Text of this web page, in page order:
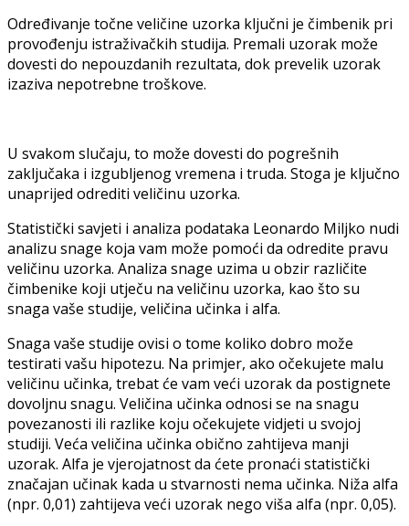
Određivanje točne veličine uzorka ključni je čimbenik pri
provođenju istraživačkih studija. Premali uzorak može
dovesti do nepouzdanih rezultata, dok prevelik uzorak
izaziva nepotrebne troškove.
U svakom slučaju, to može dovesti do pogrešnih
zaključaka i izgubljenog vremena i truda. Stoga je ključno
unaprijed odrediti veličinu uzorka.
Statistički savjeti i analiza podataka Leonardo Miljko nudi
analizu snage koja vam može pomoći da odredite pravu
veličinu uzorka. Analiza snage uzima u obzir različite
čimbenike koji utječu na veličinu uzorka, kao što su
snaga vaše studije, veličina učinka i alfa.
Snaga vaše studije ovisi o tome koliko dobro može
testirati vašu hipotezu. Na primjer, ako očekujete malu
veličinu učinka, trebat će vam veći uzorak da postignete
dovoljnu snagu. Veličina učinka odnosi se na snagu
povezanosti ili razlike koju očekujete vidjeti u svojoj
studiji. Veća veličina učinka obično zahtijeva manji
uzorak. Alfa je vjerojatnost da ćete pronaći statistički
značajan učinak kada u stvarnosti nema učinka. Niža alfa
(npr. 0,01) zahtijeva veći uzorak nego viša alfa (npr. 0,05).